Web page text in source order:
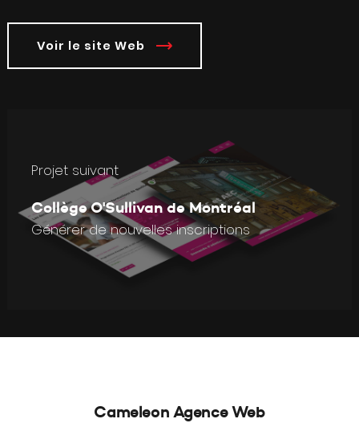
Voir le site Web
Projet suivant
Collège O'Sullivan de Montréal
Générer de nouvelles inscriptions
Cameleon Agence Web